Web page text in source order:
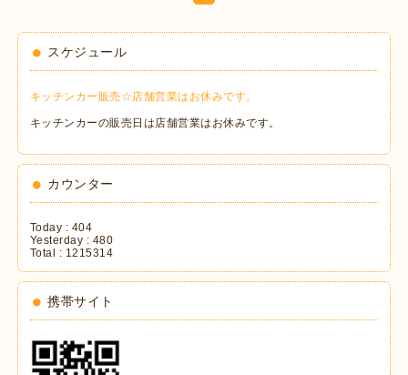
スケジュール
キッチンカー販売☆店舗営業はお休みです。
キッチンカーの販売日は店舗営業はお休みです。
カウンター
Today : 404
Yesterday : 480
Total : 1215314
携帯サイト